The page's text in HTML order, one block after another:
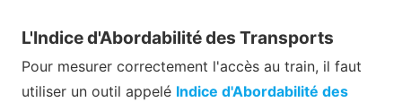
L'Indice d'Abordabilité des Transports
Pour mesurer correctement l'accès au train, il faut
utiliser un outil appelé Indice d'Abordabilité des